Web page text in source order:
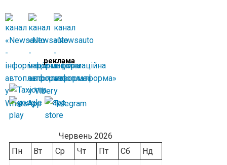
реклама
Червень 2026
Пн
Вт Ср Чт Пт Сб Нд